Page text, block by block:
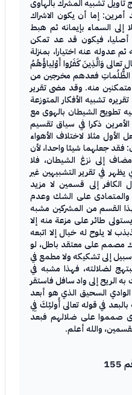
تأويل تشبيه المشرك بالهاوى
إما أن يكون الاشراك
إلى السماء بإيمانه ثم هبط
أصليا، فيكون قد عد تمكن
عدوله عنه اختيارا، بمنزلة
وَالَّذِينَ كَفَرُوا أَوْلِياؤُهُمُ
الظُّلُماتِ فعدهم مخرجين من
متمكنين منه. وقد مضى تقرير
تشبيه الأفكار المتوزعة
تطويح الشيطان بالهوى مع
ذكرا في سياق تقسيم
مثلا لاختلاف الأهواء
فقد جعلهما شيئا واحدا، لأن
مضاف إلى نزغ الشيطان، فلا
في تقرير التشبيهين غير
إلى قسمين لا مزيد
والمتمادى على الشك وعدم
القسم من المشركين مشبه
طائر على مزعة منه إلا
لا يلوح له خيال إلا اتبعه
مصمم على معتقد باطل، لو
سبيل إلى تشكيكه ولا مطمع في
لضلالته، فهذا مشبه في
الريح إلى واد سافل فاستقر
الوادي السحيق الذي هو أبعد
في قوله تعالى أُولئِكَ فِي
صمموا على ضلالهم فبعد
والله أعلم.